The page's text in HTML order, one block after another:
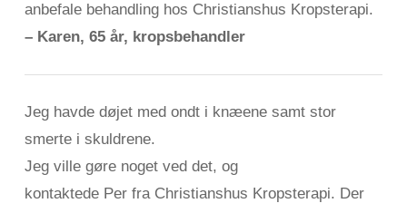
anbefale behandling hos Christianshus Kropsterapi.
– Karen, 65 år, kropsbehandler
Jeg havde døjet med ondt i knæene samt stor
smerte i skuldrene.
Jeg ville gøre noget ved det, og
kontaktede Per fra Christianshus Kropsterapi. Der